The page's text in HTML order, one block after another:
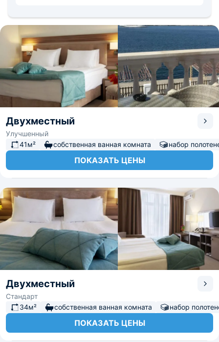
сдаётся в аренду специальный зал.
Это отличное место для того, чтобы отдохнуть и
полностью обновиться. Опытные специалисты SPA-
центра проводят сеансы массажа, пилинга и
обёртывания. На территории работает финская сауна,
русская баня и хамам. Рядом с объектом
располагается Центральный пляж, Драматический
театр им. Луначарского и картинная галерея «Арт-
Бульвар». Путь до ближайшего аэропорта составит 10
км.
Двухместный
Улучшенный
41м²
собственная ванная комната набор
ПОКАЗАТЬ ЦЕНЫ
Двухместный
Стандарт
34м²
собственная ванная комната набор
ПОКАЗАТЬ ЦЕНЫ